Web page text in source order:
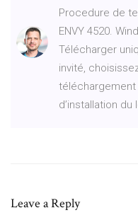
Procedure de
ENVY 4520.
Télécharger
invité,
d’installation du
Leave a Reply